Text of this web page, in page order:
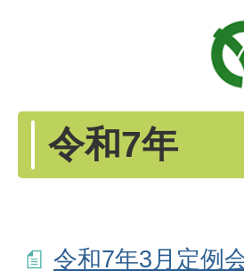
令和7年
令和7年3月定例